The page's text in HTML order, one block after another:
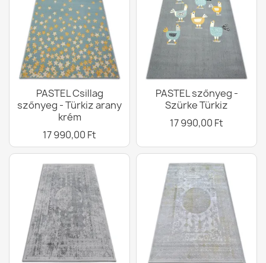
PASTEL Csillag
szőnyeg - Türkiz arany
krém
17 990,00 Ft
PASTEL szőnyeg -
Szürke Türkiz
17 990,00 Ft